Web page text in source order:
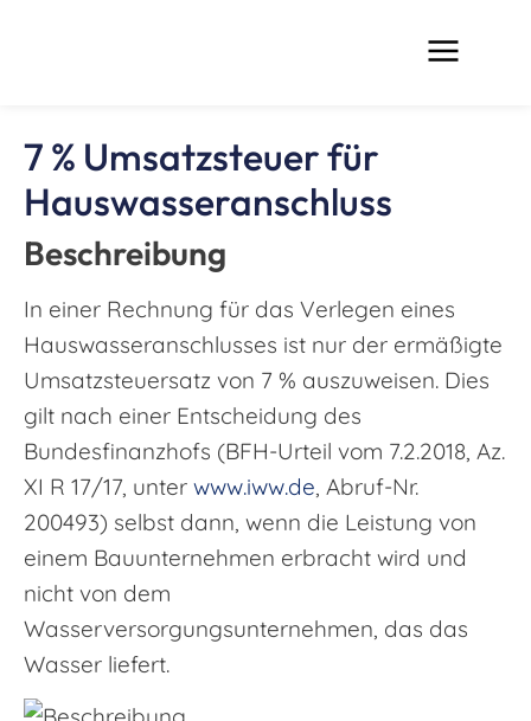
7 % Umsatzsteuer für
Hauswasseranschluss
Beschreibung
In einer Rechnung für das Verlegen eines
Hauswasseranschlusses ist nur der ermäßigte
Umsatzsteuersatz von 7 % auszuweisen. Dies
gilt nach einer Entscheidung des
Bundesfinanzhofs (BFH-Urteil vom 7.2.2018, Az.
XI R 17/17, unter www.iww.de, Abruf-Nr.
200493) selbst dann, wenn die Leistung von
einem Bauunternehmen erbracht wird und
nicht von dem
Wasserversorgungsunternehmen, das das
Wasser liefert.